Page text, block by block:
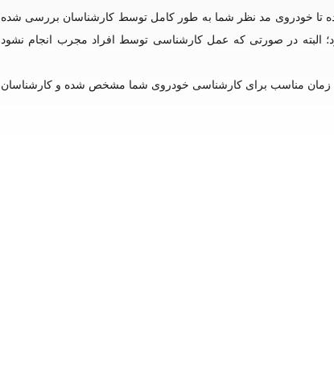
تا خودروی مد نظر شما به طور کامل توسط کارشناسان بررسی شده
در صورتی که عمل کارشناسی توسط افراد مجرب انجام نشود
زمان مناسب برای کارشناسی خودروی شما مشخص شده و کارشناسان